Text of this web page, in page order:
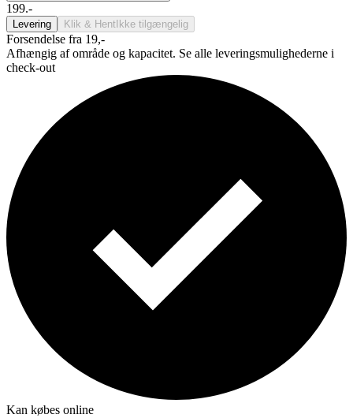
199.-
Levering Klik & Hent Ikke tilgængelig
Forsendelse fra 19,-
Afhængig af område og kapacitet. Se alle leveringsmulighederne i
check-out
Kan købes online